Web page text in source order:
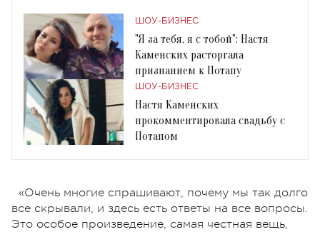
ШОУ-БИЗНЕС
"Я за тебя, я с тобой": Настя
Каменских расторгала
признанием к Потапу
ШОУ-БИЗНЕС
Настя Каменских
прокомментировала свадьбу с
Потапом
«Очень многие спрашивают, почему мы так долго
все скрывали, и здесь есть ответы на все вопросы.
Это особое произведение, самая честная вещь,